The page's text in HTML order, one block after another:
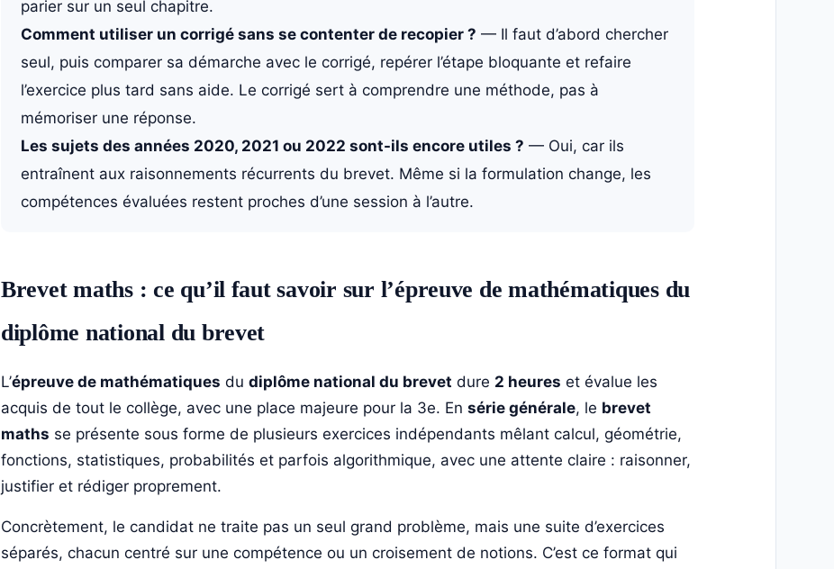
parier sur un seul chapitre.
Comment utiliser un corrigé sans se contenter de recopier ? — Il faut d’abord chercher
seul, puis comparer sa démarche avec le corrigé, repérer l’étape bloquante et refaire
l’exercice plus tard sans aide. Le corrigé sert à comprendre une méthode, pas à
mémoriser une réponse.
Les sujets des années 2020, 2021 ou 2022 sont-ils encore utiles ? — Oui, car ils
entraînent aux raisonnements récurrents du brevet. Même si la formulation change, les
compétences évaluées restent proches d’une session à l’autre.
Brevet maths : ce qu’il faut savoir sur l’épreuve de mathématiques du
diplôme national du brevet
L’épreuve de mathématiques du diplôme national du brevet dure 2 heures et évalue les
acquis de tout le collège, avec une place majeure pour la 3e. En série générale, le brevet
maths se présente sous forme de plusieurs exercices indépendants mêlant calcul, géométrie,
fonctions, statistiques, probabilités et parfois algorithmique, avec une attente claire : raisonner,
justifier et rédiger proprement.
Concrètement, le candidat ne traite pas un seul grand problème, mais une suite d’exercices
séparés, chacun centré sur une compétence ou un croisement de notions. C’est ce format qui